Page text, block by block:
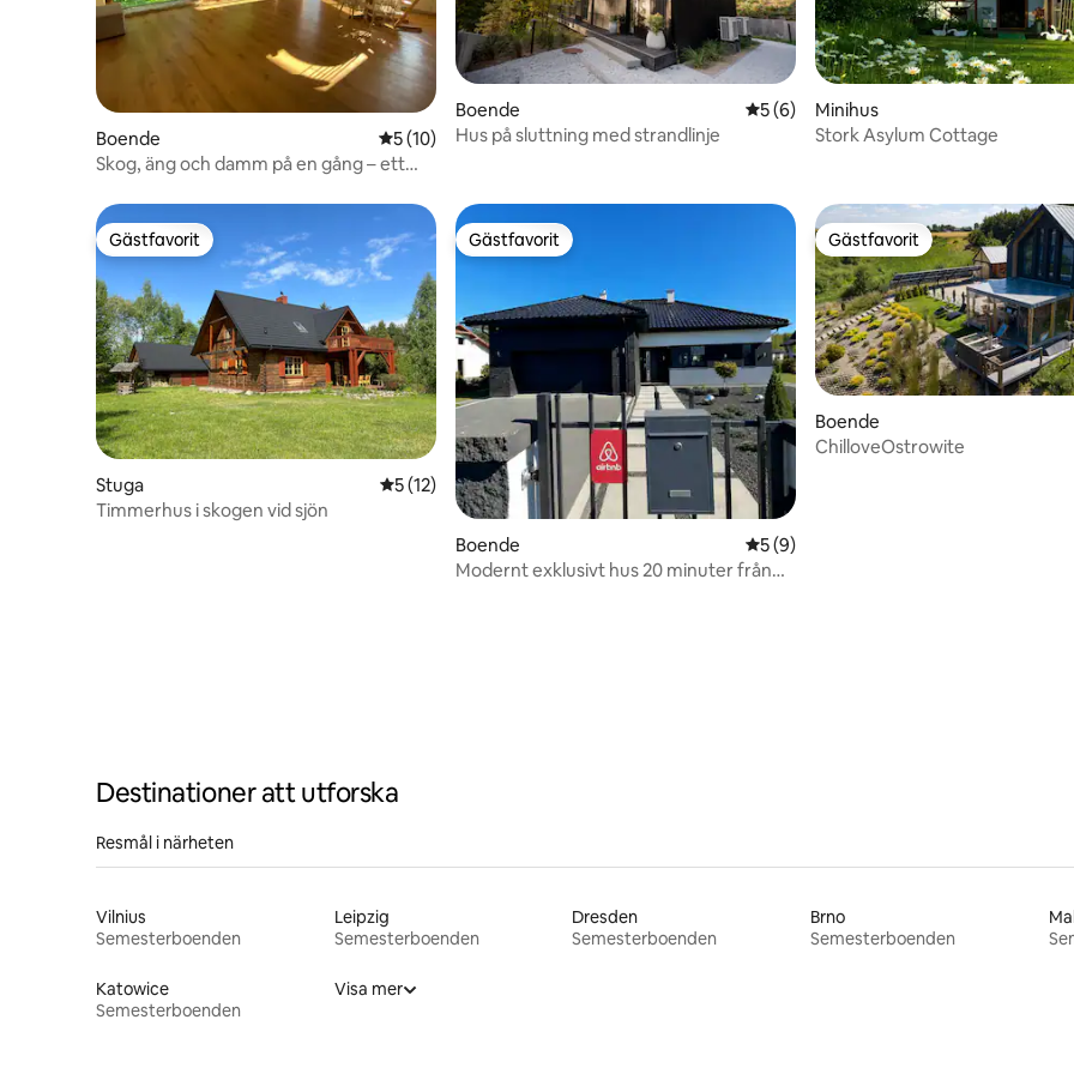
Boende 5 av 5 i genomsnittligt betyg, 10 omdömen
5 (10)
Skog, äng och damm på en gång – ett
Boende 5 av 5 i genomsnittligt betyg, 6
5 (6)
Hus på sluttning med strandlinje
Minihus
Stork Asylum Cottage
Gästfavorit
Gästfavorit
Stuga 5 av 5 i genomsnittligt betyg, 12 omdömen
5 (12)
Timmerhus i skogen vid sjön
Gästfavorit
Gästfavorit
Boende 5 av 5 i genomsnittligt betyg, 9
5 (9)
Modernt exklusivt hus 20 minuter från
Gästfavorit
Gästfavorit
Boende
ChilloveOstrowite
Destinationer att utforska
Resmål i närheten
Vilnius
Semesterboenden
Leipzig
Semesterboenden
Dresden
Semesterboenden
Brno
Semesterboenden
Katowice
Semesterboenden
Visa mer